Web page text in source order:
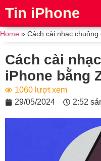
Tin iPhone
Home » Cách cài nhạc
Cách cài
iPhone bằng
1060 lượt xem
29/05/2024
2:52